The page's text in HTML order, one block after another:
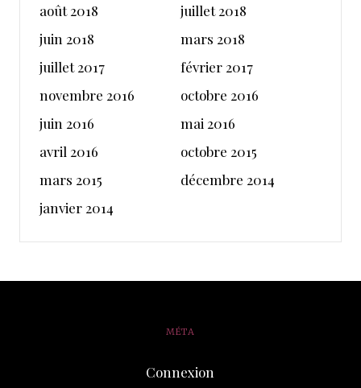
août 2018
juillet 2018
juin 2018
mars 2018
juillet 2017
février 2017
novembre 2016
octobre 2016
juin 2016
mai 2016
avril 2016
octobre 2015
mars 2015
décembre 2014
janvier 2014
MÉTA
Connexion